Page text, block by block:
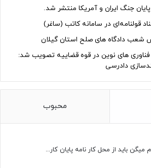
جنگ ایران و آمریکا منتشر شد.
قولنامه‌ای در سامانه کاتب (ساغر)
شعب دادگاه های صلح استان گیلان
فناوری های نوین در قوه قضاییه تصویب شد:
دادرسی
محبوب
باید از محل کار نامه پایان کار...